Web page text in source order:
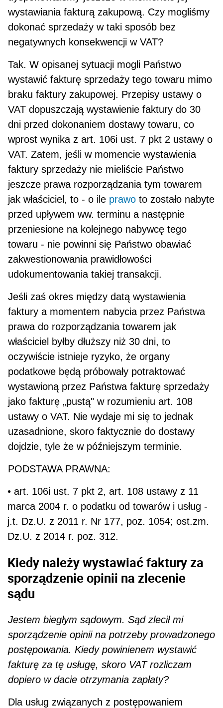
wystawiania fakturą zakupową. Czy mogliśmy
dokonać sprzedaży w taki sposób bez
negatywnych konsekwencji w VAT?
Tak. W opisanej sytuacji mogli Państwo
wystawić fakturę sprzedaży tego towaru mimo
braku faktury zakupowej. Przepisy ustawy o
VAT dopuszczają wystawienie faktury do 30
dni przed dokonaniem dosta­wy towaru, co
wprost wynika z art. 106i ust. 7 pkt 2 ustawy o
VAT. Zatem, jeśli w momencie wystawienia
faktury sprzedaży nie mieliście Państwo
jeszcze prawa rozporządzania tym towarem
jak właściciel, to - o ile prawo to zostało nabyte
przed upływem ww. terminu a następnie
przeniesione na kolejnego nabyw­cę tego
towaru - nie powinni się Państwo obawiać
zakwestionowania prawidłowości
udokumentowania takiej transakcji.
Jeśli zaś okres między datą wystawienia
faktury a momentem nabycia przez Państwa
prawa do rozporządzania towarem jak
właściciel byłby dłuższy niż 30 dni, to
oczywiście istnieje ryzyko, że organy
podatkowe będą próbowały potraktować
wystawioną przez Państwa fakturę sprzedaży
jako fakturę „pustą" w rozumieniu art. 108
ustawy o VAT. Nie wydaje mi się to jednak
uzasadnione, skoro fak­tycznie do dostawy
dojdzie, tyle że w późniejszym terminie.
PODSTAWA PRAWNA:
• art. 106i ust. 7 pkt 2, art. 108 ustawy z 11
marca 2004 r. o podatku od towarów i usług -
j.t. Dz.U. z 2011 r. Nr 177, poz. 1054; ost.zm.
Dz.U. z 2014 r. poz. 312.
Kiedy należy wystawiać faktury za
sporządzenie opinii na zlecenie
sądu
Jestem biegłym sądowym. Sąd zlecił mi
sporządzenie opinii na potrzeby prowadzonego
postępowa­nia. Kiedy powinienem wystawić
fakturę za tę usługę, skoro VAT rozliczam
dopiero w dacie otrzymania zapłaty?
Dla usług związanych z postępowaniem